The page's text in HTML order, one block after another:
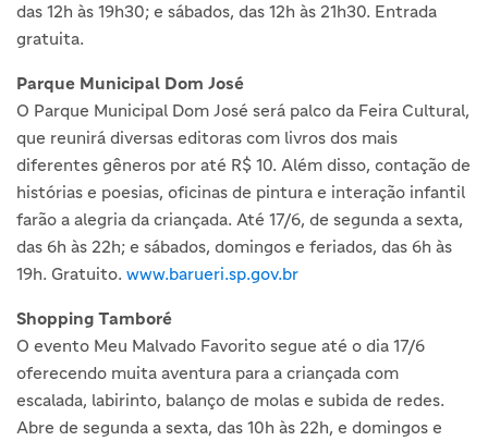
das 12h às 19h30; e sábados, das 12h às 21h30. Entrada
gratuita.
Parque Municipal Dom José
O Parque Municipal Dom José será palco da Feira Cultural,
que reunirá diversas editoras com livros dos mais
diferentes gêneros por até R$ 10. Além disso, contação de
histórias e poesias, oficinas de pintura e interação infantil
farão a alegria da criançada. Até 17/6, de segunda a sexta,
das 6h às 22h; e sábados, domingos e feriados, das 6h às
19h. Gratuito. www.barueri.sp.gov.br
Shopping Tamboré
O evento Meu Malvado Favorito segue até o dia 17/6
oferecendo muita aventura para a criançada com
escalada, labirinto, balanço de molas e subida de redes.
Abre de segunda a sexta, das 10h às 22h, e domingos e